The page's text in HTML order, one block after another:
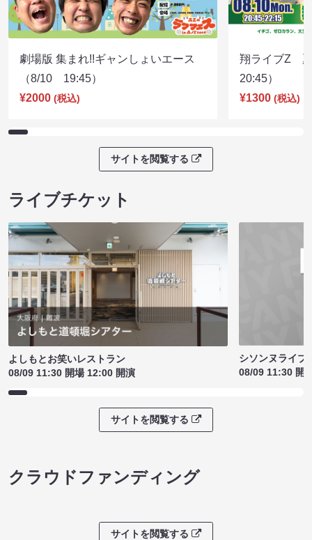
劇場版 集まれ!!ギャンしょいエース
（8/10 19:45）
¥2000 (税込)
翔ライブZ
20:45）
¥1300 (税込)
サイトを閲覧する
ライブチケット
よしもとお笑いレストラン
08/09 11:30 開場 12:00 開演
シソンヌライ
08/09 11:30 開
サイトを閲覧する
クラウドファンディング
サイトを閲覧する